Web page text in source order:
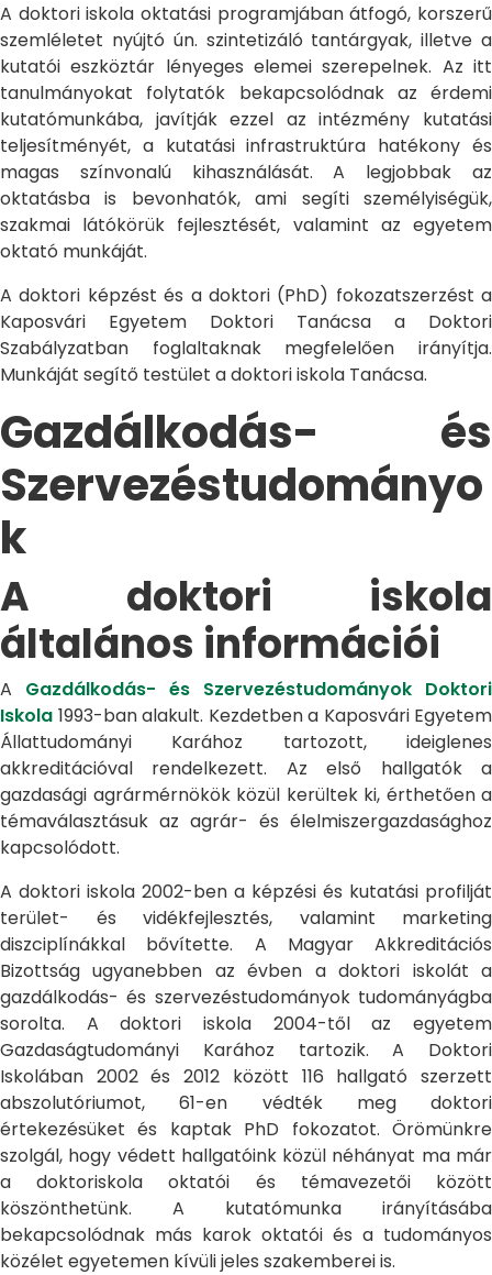
A doktori iskola oktatási programjában átfogó, korszerű
szemléletet nyújtó ún. szintetizáló tantárgyak, illetve a
kutatói eszköztár lényeges elemei szerepelnek. Az itt
tanulmányokat folytatók bekapcsolódnak az érdemi
kutatómunkába, javítják ezzel az intézmény kutatási
teljesítményét, a kutatási infrastruktúra hatékony és
magas színvonalú kihasználását. A legjobbak az
oktatásba is bevonhatók, ami segíti személyiségük,
szakmai látókörük fejlesztését, valamint az egyetem
oktató munkáját.
A doktori képzést és a doktori (PhD) fokozatszerzést a
Kaposvári Egyetem Doktori Tanácsa a Doktori
Szabályzatban foglaltaknak megfelelően irányítja.
Munkáját segítő testület a doktori iskola Tanácsa.
Gazdálkodás- és
Szervezéstudományo
k
A doktori iskola
általános információi
A Gazdálkodás- és Szervezéstudományok Doktori
Iskola 1993-ban alakult. Kezdetben a Kaposvári Egyetem
Állattudományi Karához tartozott, ideiglenes
akkreditációval rendelkezett. Az első hallgatók a
gazdasági agrármérnökök közül kerültek ki, érthetően a
témaválasztásuk az agrár- és élelmiszergazdasághoz
kapcsolódott.
A doktori iskola 2002-ben a képzési és kutatási profilját
terület- és vidékfejlesztés, valamint marketing
diszciplínákkal bővítette. A Magyar Akkreditációs
Bizottság ugyanebben az évben a doktori iskolát a
gazdálkodás- és szervezéstudományok tudományágba
sorolta. A doktori iskola 2004-től az egyetem
Gazdaságtudományi Karához tartozik. A Doktori
Iskolában 2002 és 2012 között 116 hallgató szerzett
abszolutóriumot, 61-en védték meg doktori
értekezésüket és kaptak PhD fokozatot. Örömünkre
szolgál, hogy védett hallgatóink közül néhányat ma már
a doktoriskola oktatói és témavezetői között
köszönthetünk. A kutatómunka irányításába
bekapcsolódnak más karok oktatói és a tudományos
közélet egyetemen kívüli jeles szakemberei is.